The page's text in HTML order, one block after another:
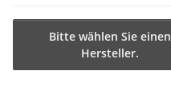
Bitte wählen Sie einen
Hersteller.